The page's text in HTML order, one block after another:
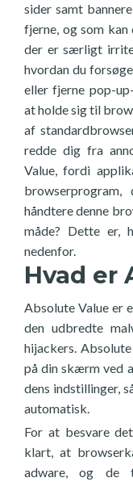
sider samt
fjerne, og som
der er særligt
hvordan du
eller fjerne pop-
at holde sig til
af
redde dig fra
Value, fordi
håndtere denne
måde? Dette er,
nedenfor.
Hvad er
Absolute Value er
den udbredte
hijackers.
på din skærm ved
dens indstillinger,
automatisk.
For at besvare
klart, at
adware, og de